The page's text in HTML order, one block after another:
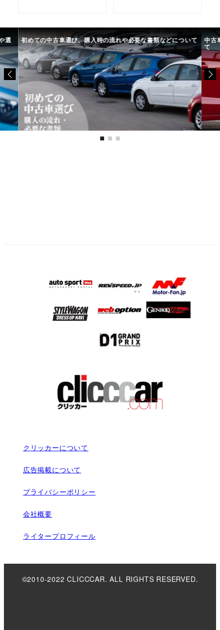
選 初めての中古車選び、購入時の流れや必要な書類などについて 中古
て
クリッカーについて
広告掲載について
プライバシーポリシー
会社概要
ライタープロフィール
©2010-2022 CLICCCAR. ALL RIGHTS RESERVED.